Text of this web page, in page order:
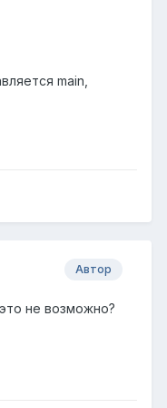
main,
Автор
не возможно?